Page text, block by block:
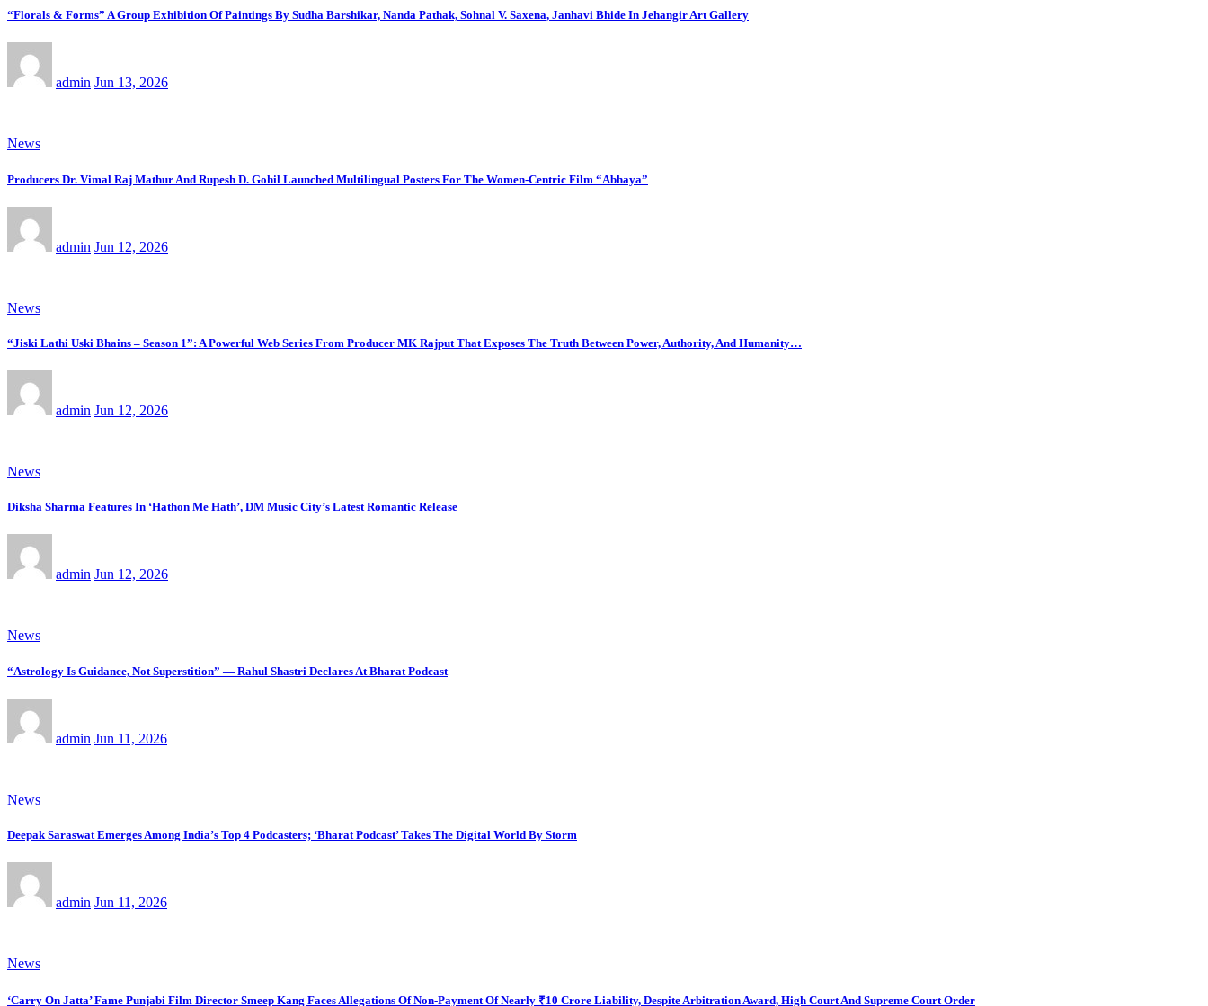
“Florals & Forms” A Group Exhibition Of Paintings By Sudha Barshikar, Nanda Pathak, Sohnal V. Saxena, Janhavi Bhide In Jehangir Art Gallery
admin Jun 13, 2026
News
Producers Dr. Vimal Raj Mathur And Rupesh D. Gohil Launched Multilingual Posters For The Women-Centric Film “Abhaya”
admin Jun 12, 2026
News
“Jiski Lathi Uski Bhains – Season 1”: A Powerful Web Series From Producer MK Rajput That Exposes The Truth Between Power, Authority, And Humanity…
admin Jun 12, 2026
News
Diksha Sharma Features In ‘Hathon Me Hath’, DM Music City’s Latest Romantic Release
admin Jun 12, 2026
News
“Astrology Is Guidance, Not Superstition” — Rahul Shastri Declares At Bharat Podcast
admin Jun 11, 2026
News
Deepak Saraswat Emerges Among India’s Top 4 Podcasters; ‘Bharat Podcast’ Takes The Digital World By Storm
admin Jun 11, 2026
News
‘Carry On Jatta’ Fame Punjabi Film Director Smeep Kang Faces Allegations Of Non-Payment Of Nearly ₹10 Crore Liability, Despite Arbitration Award, High Court And Supreme Court Order